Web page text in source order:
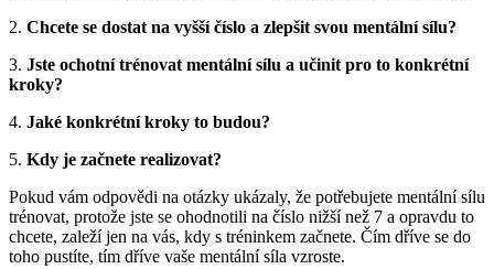
2. Chcete se dostat na vyšší číslo a zlepšit svou mentální sílu?
3. Jste ochotní trénovat mentální sílu a učinit pro to konkrétní
kroky?
4. Jaké konkrétní kroky to budou?
5. Kdy je začnete realizovat?
Pokud vám odpovědi na otázky ukázaly, že potřebujete mentální sílu
trénovat, protože jste se ohodnotili na číslo nižší než 7 a opravdu to
chcete, zaleží jen na vás, kdy s tréninkem začnete. Čím dříve se do
toho pustíte, tím dříve vaše mentální síla vzroste.